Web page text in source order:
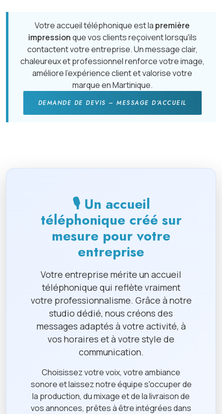
Votre accueil téléphonique est la première
impressionque vos clients reçoivent lorsqu'ils
contactent votre entreprise. Un message clair,
chaleureux et professionnel renforce votre image,
améliore l'expérience client et valorise votre
marque en Martinique.
DEMANDE DE DEVIS – MESSAGE D’ACCUEIL
🎙 Un accueil
téléphonique créé sur
mesure pour votre
entreprise
Votre entreprise mérite un accueil
téléphonique qui reflète vraiment
votre professionnalisme. Grâce à notre
studio dédié, nous créons des
messages adaptés à votre activité, à
vos horaires et à votre style de
communication.
Choisissez votre voix, votre ambiance
sonore et laissez notre équipe s'occuper de
la production, du mixage et de la livraison de
vos annonces, prêtes à être intégrées dans